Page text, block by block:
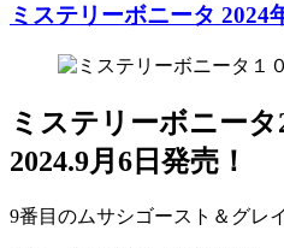
ミステリーボニータ 2024
ミステリーボニー
2024.9月6日発売！
9番目のムサシゴースト＆グレ